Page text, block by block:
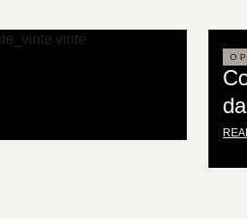
O